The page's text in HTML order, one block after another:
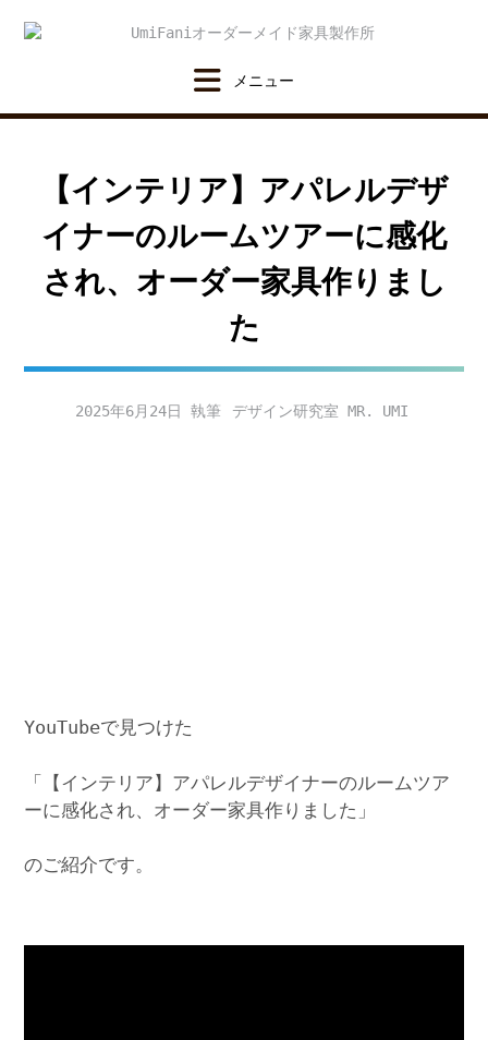
【インテリア】アパレルデザ
イナーのルームツアーに感化
され、オーダー家具作りまし
た
2025年6月24日 デザイン研究室 MR. UMI
YouTubeで見つけた
「【インテリア】アパレルデザイナーのルームツア
ーに感化され、オーダー家具作りました」
のご紹介です。